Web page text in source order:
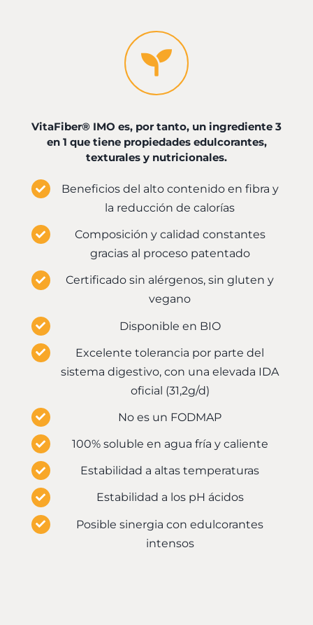
VitaFiber® IMO es, por tanto, un ingrediente 3
en 1 que tiene propiedades edulcorantes,
texturales y nutricionales.
Beneficios del alto contenido en fibra y
la reducción de calorías
Composición y calidad constantes
gracias al proceso patentado
Certificado sin alérgenos, sin gluten y
vegano
Disponible en BIO
Excelente tolerancia por parte del
sistema digestivo, con una elevada IDA
oficial (31,2g/d)
No es un FODMAP
100% soluble en agua fría y caliente
Estabilidad a altas temperaturas
Estabilidad a los pH ácidos
Posible sinergia con edulcorantes
intensos